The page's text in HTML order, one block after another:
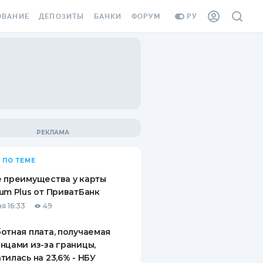
РУ
ВИНЬЕТКА
СОТРУДНИКОВ
ОТ
СЛУЧАЕВ
ДЕПОЗИТЫ
ВОПРОСЫ И ОТВЕТЫ
ПУТЕВОДИТЕЛИ ПО
БАНКИ ФОРУМ
ПО ТЕМЕ
преимущества у карты
Plus от ПриватБанк
16:33 49
плата, получаемая
из-за границы,
на 23,6% - НБУ